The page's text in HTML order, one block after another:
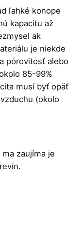
ľahké konope
kapacitu až
ak
je niekde
pórovitosť alebo
85-99%
musí byť opäť
(okolo
zaujíma je